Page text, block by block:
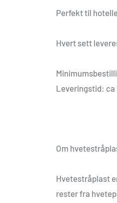
Perfekt til
Hvert sett
Leveringstid: ca
Om
Hvetestråplast
rester fra